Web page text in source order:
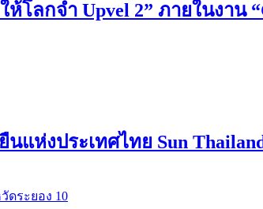
โลกจำ Upvel 2” ภายในงาน
แห่งประเทศไทย Sun